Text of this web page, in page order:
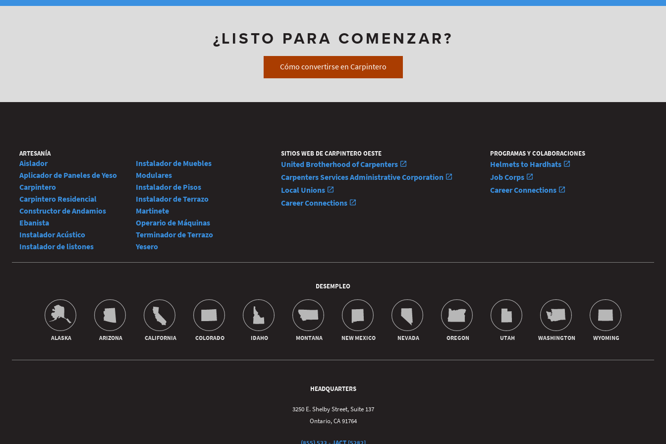
¿LISTO PARA COMENZAR?
Cómo convertirse en Carpintero
ARTESANÍA
Aislador
Aplicador de Paneles de Yeso
Carpintero
Carpintero Residencial
Constructor de Andamios
Ebanista
Instalador Acústico
Instalador de listones
Instalador de Muebles
Modulares
Instalador de Pisos
Instalador de Terrazo
Martinete
Operario de Máquinas
Terminador de Terrazo
Yesero
SITIOS WEB DE CARPINTERO OESTE
United Brotherhood of Carpenters
Carpenters Services Administrative Corporation
Local Unions
Career Connections
PROGRAMAS Y COLABORACIONES
Helmets to Hardhats
Job Corps
Career Connections
DESEMPLEO
HEADQUARTERS
3250 E. Shelby Street, Suite 137
Ontario, CA 91764